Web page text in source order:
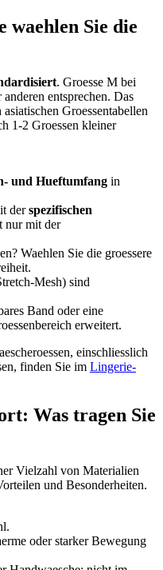
waehlen Sie die
. Groesse M bei
entsprechen. Das
Groessentabellen
1-2 Groessen kleiner
und Hueftumfang in
derspezifischen
nur mit der
Waehlen Sie die groessere
Mesh) sind
Band oder eine
erweitert.
einschliesslich
finden Sie im Lingerie-
Was tragen Sie
Vielzahl von Materialien
und Besonderheiten.
oder starker Bewegung